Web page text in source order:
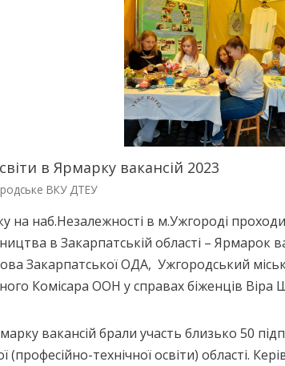
в Ярмарку вакансій 2023
ВКУ ДТЕУ
на наб.Незалежності в м.Ужгороді
в Закарпатській області – Ярмарок
Закарпатської ОДА, Ужгородський
Комісара ООН у справах біженців
вакансій брали участь близько 50
(професійно-технічної освіти) області.